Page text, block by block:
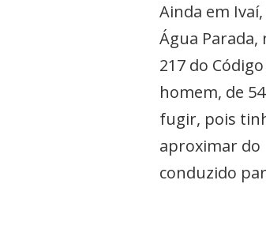
Ainda em
Água
217 do
homem, de
fugir, pois
aproximar do
conduzido